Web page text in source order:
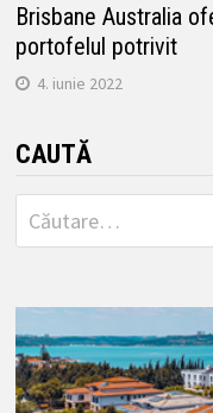
Brisbane Australia
portofelul potrivit
4. iunie 2022
CAUTĂ
Caută
după: